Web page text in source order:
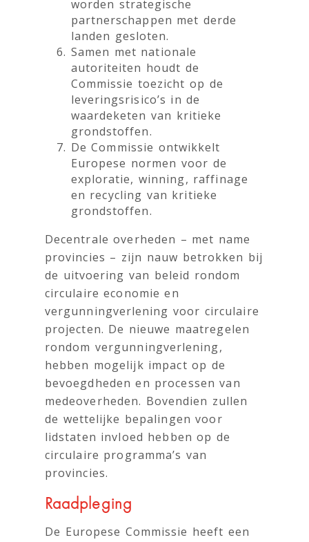
worden strategische
partnerschappen met derde
landen gesloten.
Samen met nationale
autoriteiten houdt de
Commissie toezicht op de
leveringsrisico’s in de
waardeketen van kritieke
grondstoffen.
De Commissie ontwikkelt
Europese normen voor de
exploratie, winning, raffinage
en recycling van kritieke
grondstoffen.
Decentrale overheden – met name
provincies – zijn nauw betrokken bij
de uitvoering van beleid rondom
circulaire economie en
vergunningverlening voor circulaire
projecten. De nieuwe maatregelen
rondom vergunningverlening,
hebben mogelijk impact op de
bevoegdheden en processen van
medeoverheden. Bovendien zullen
de wettelijke bepalingen voor
lidstaten invloed hebben op de
circulaire programma’s van
provincies.
Raadpleging
De Europese Commissie heeft een